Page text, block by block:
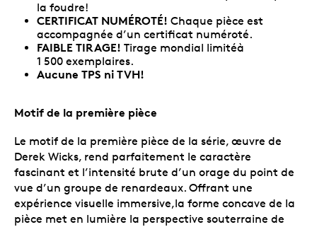
la foudre!
CERTIFICAT NUMÉROTÉ! Chaque pièce est
accompagnée d’un certificat numéroté.
FAIBLE TIRAGE! Tirage mondial limitéà
1 500 exemplaires.
Aucune TPS ni TVH!
Motif de la première pièce
Le motif de la première pièce de la série, œuvre de
Derek Wicks, rend parfaitement le caractère
fascinant et l’intensité brute d’un orage du point de
vue d’un groupe de renardeaux. Offrant une
expérience visuelle immersive,la forme concave de la
pièce met en lumière la perspective souterraine de